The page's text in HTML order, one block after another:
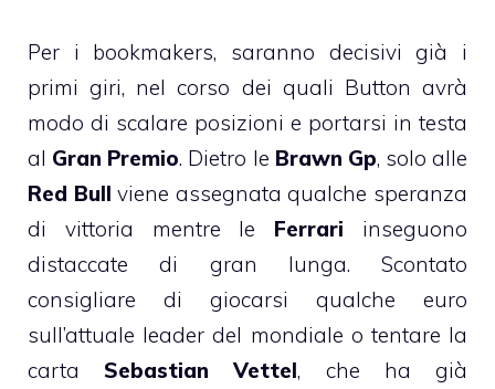
Per i bookmakers, saranno decisivi già i
primi giri, nel corso dei quali Button avrà
modo di scalare posizioni e portarsi in testa
al Gran Premio. Dietro le Brawn Gp, solo alle
Red Bull viene assegnata qualche speranza
di vittoria mentre le Ferrari inseguono
distaccate di gran lunga. Scontato
consigliare di giocarsi qualche euro
sull’attuale leader del mondiale o tentare la
cartaSebastian Vettel, che ha già